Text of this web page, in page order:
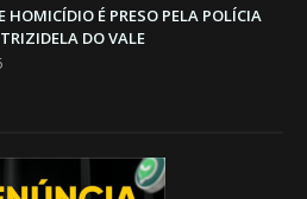
HOMICÍDIO É PRESO PELA POLÍCIA
DO VALE